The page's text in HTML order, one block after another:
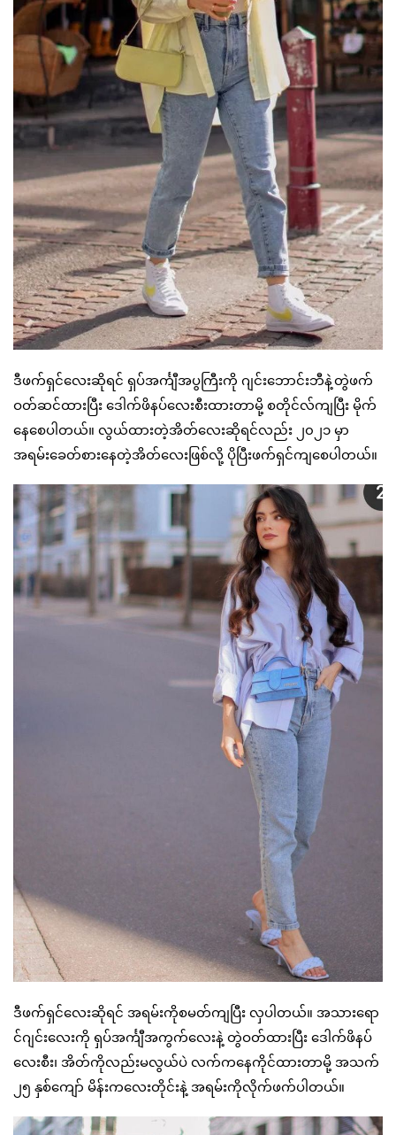
ဒီဖက်ရှင်လေးဆိုရင် ရှပ်အင်္ကျီအပွကြီးကို ဂျင်းဘောင်းဘီနဲ့တွဲဖက်
ဝတ်ဆင်ထားပြီး ဒေါက်ဖိနပ်လေးစီးထားတာမို့ စတိုင်လ်ကျပြီး မိုက်
နေစေပါတယ်။ လွယ်ထားတဲ့အိတ်လေးဆိုရင်လည်း ၂၀၂၁ မှာ
အရမ်းခေတ်စားနေတဲ့အိတ်လေးဖြစ်လို့ ပိုပြီးဖက်ရှင်ကျစေပါတယ်။
ဒီဖက်ရှင်လေးဆိုရင် အရမ်းကိုစမတ်ကျပြီး လှပါတယ်။ အသားရော
င်ဂျင်းလေးကို ရှပ်အင်္ကျီအကွက်လေးနဲ့ တွဲဝတ်ထားပြီး ဒေါက်ဖိနပ်
လေးစီး၊ အိတ်ကိုလည်းမလွယ်ပဲ လက်ကနေကိုင်ထားတာမို့ အသက်
၂၅ နှစ်ကျော် မိန်းကလေးတိုင်းနဲ့ အရမ်းကိုလိုက်ဖက်ပါတယ်။